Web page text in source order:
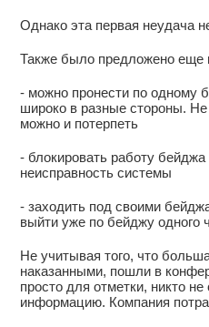
Однако эта первая неудача
Также было предложено еще
- можно пронести по одному
широко в разные стороны.
можно и потерпеть
- блокировать работу
неисправность системы
- заходить под своими
выйти уже по бейджу одного
Не учитывая того, что
наказанными, пошли в
просто для отметки, никто
информацию. Компания